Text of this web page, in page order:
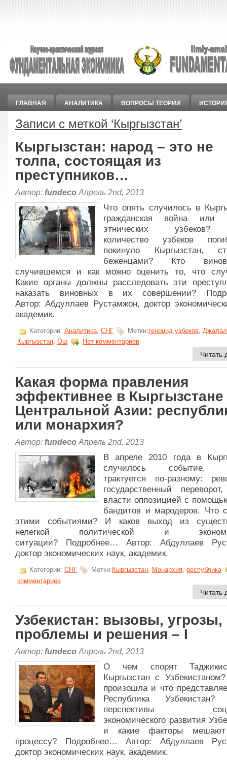
ГЛАВНАЯ АНАЛИТИКА ВОПРОСЫ ТЕОРИИ
Записи с меткой ‘Кыргызстан’
Кыргызстан: народ – это не
толпа, состоящая из
преступников…
Автор: fundeco Апрель 2nd, 2013
Что опять случилось в
гражданская война или
этнических узбеков?
количество узбеков
покинуло Кыргызстан,
беженцами? Кто
случившемся и как можно оценить то, что
Какие органы должны расследовать эти
наказать виновных в их совершении?
Автор: Абдуллаев Рустамжон, доктор
академик.
Категории: Аналитика, СНГ Метки:геноцид узбеков,
Кыргызстан, Ош Нет комментариев
Читать
Какая форма правления
эффективнее в Кыргызстане
Центральной Азии:
или монархия?
Автор: fundeco Апрель 2nd, 2013
В апреле 2010 года в
случилось событие,
трактуется по-разному:
государственный
власти оппозицией с
бандитов и мародеров. Что
этими событиями? И каков выход из
нелегкой политической и
ситуации? Подробнее… Автор: Абдуллаев
доктор экономических наук, академик.
Категории: СНГ Метки: Кыргызстан, Монархия, республика
комментариев
Читать
Узбекистан: вызовы, угрозы,
проблемы и решения – I
Автор: fundeco Апрель 2nd, 2013
О чем спорят
Кыргызстан с
произошла и что
Республика Узбекистан?
перспективы
экономического развития
и какие факторы
процессу? Подробнее… Автор: Абдуллаев
доктор экономических наук, академик.